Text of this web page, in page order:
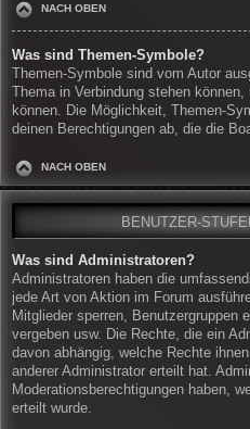
NACH OBEN
Was sind Themen-Symbole?
Themen-Symbole sind vom Autor
Thema in Verbindung stehen
können. Die Möglichkeit, Themen-
deinen Berechtigungen ab, die die
NACH OBEN
BENUTZER-
Was sind Administratoren?
Administratoren haben die
jede Art von Aktion im Forum
Mitglieder sperren, Benutzergruppen
vergeben usw. Die Rechte, die ein
davon abhängig, welche Rechte
anderer Administrator erteilt hat.
Moderationsberechtigungen haben,
erteilt wurde.